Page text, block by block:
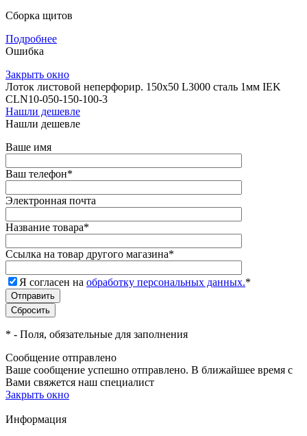
Сборка щитов
Подробнее
Ошибка
Закрыть окно
Лоток листовой неперфорир. 150х50 L3000 сталь 1мм IEK
CLN10-050-150-100-3
Нашли дешевле
Нашли дешевле
Ваше имя
Ваш телефон*
Электронная почта
Название товара*
Ссылка на товар другого магазина*
Я согласен на обработку персональных данных.*
* - Поля, обязательные для заполнения
Сообщение отправлено
Ваше сообщение успешно отправлено. В ближайшее время с
Вами свяжется наш специалист
Закрыть окно
Информация